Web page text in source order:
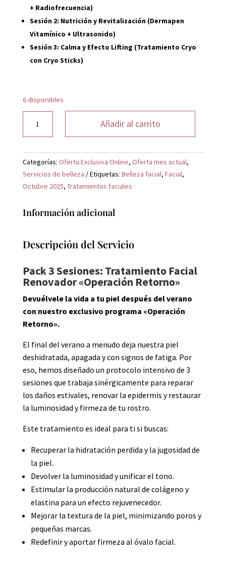
+ Radiofrecuencia)
Sesión 2: Nutrición y Revitalización (Dermapen
Vitamínico + Ultrasonido)
Sesión 3: Calma y Efecto Lifting (Tratamiento Cryo
con Cryo Sticks)
6 disponibles
Facial
3
Sesiones
cantidad
Añadir al carrito
Categorías: Oferta Exclusiva Online, Oferta mes actual,
Servicios de belleza
Etiquetas: Belleza facial, Facial,
Octubre 2025, Tratamientos faciales
Información adicional
Descripción del Servicio
Pack 3 Sesiones: Tratamiento Facial
Renovador «Operación Retorno»
Devuélvele la vida a tu piel después del verano
con nuestro exclusivo programa «Operación
Retorno».
El final del verano a menudo deja nuestra piel
deshidratada, apagada y con signos de fatiga. Por
eso, hemos diseñado un protocolo intensivo de 3
sesiones que trabaja sinérgicamente para reparar
los daños estivales, renovar la epidermis y restaurar
la luminosidad y firmeza de tu rostro.
Este tratamiento es ideal para ti si buscas:
Recuperar la hidratación perdida y la jugosidad de
la piel.
Devolver la luminosidad y unificar el tono.
Estimular la producción natural de colágeno y
elastina para un efecto rejuvenecedor.
Mejorar la textura de la piel, minimizando poros y
pequeñas marcas.
Redefinir y aportar firmeza al óvalo facial.